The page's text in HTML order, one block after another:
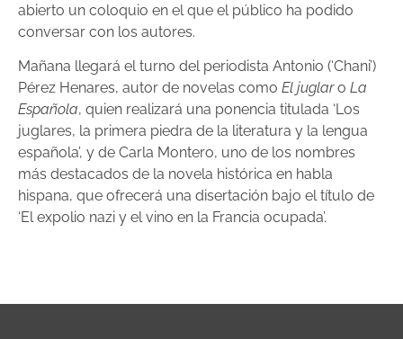
abierto un coloquio en el que el público ha podido
conversar con los autores.
Mañana llegará el turno del periodista Antonio (‘Chani’)
Pérez Henares, autor de novelas como El juglaro La
Española, quien realizará una ponencia titulada ‘Los
juglares, la primera piedra de la literatura y la lengua
española’, y de Carla Montero, uno de los nombres
más destacados de la novela histórica en habla
hispana, que ofrecerá una disertación bajo el título de
‘El expolio nazi y el vino en la Francia ocupada’.